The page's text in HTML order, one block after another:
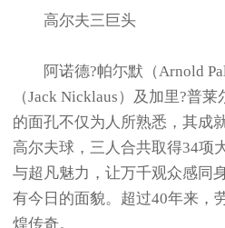
高尔夫三巨头
阿诺德?帕尓默（Arnold
（Jack Nicklaus）及加里?普
的面孔不仅为人所熟悉，其成
高尔夫球，三人合共取得34项
与超凡魅力，让万千观众感同
有今日的面貌。超过40年来，
煌传奇。